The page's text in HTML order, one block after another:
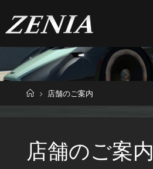
Home店舗のご案内
店舗のご案内